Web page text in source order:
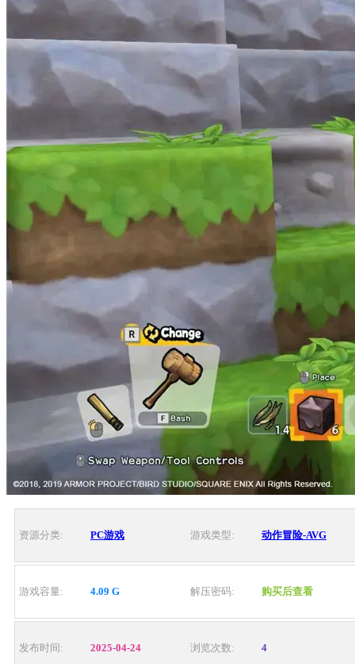
资源分类: PC游戏 游戏类型: 动作冒险-AVG
游戏容量: 4.09 G 解压密码: 购买后查看
发布时间: 2025-04-24 浏览次数: 4